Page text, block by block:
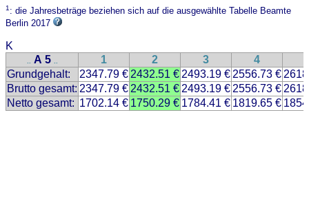
1: die Jahresbeträge beziehen sich auf die ausgewählte Tabelle Beamte
Berlin 2017
K
.. A 5 .. 1 2 3 4
Grundgehalt:
2347.79 € 2432.51 € 2493.19 € 2556.73 €
Brutto gesamt: 2347.79 € 2432.51 € 2493.19 € 2556.73 €
Netto gesamt: 1702.14 € 1750.29 € 1784.41 € 1819.65 €